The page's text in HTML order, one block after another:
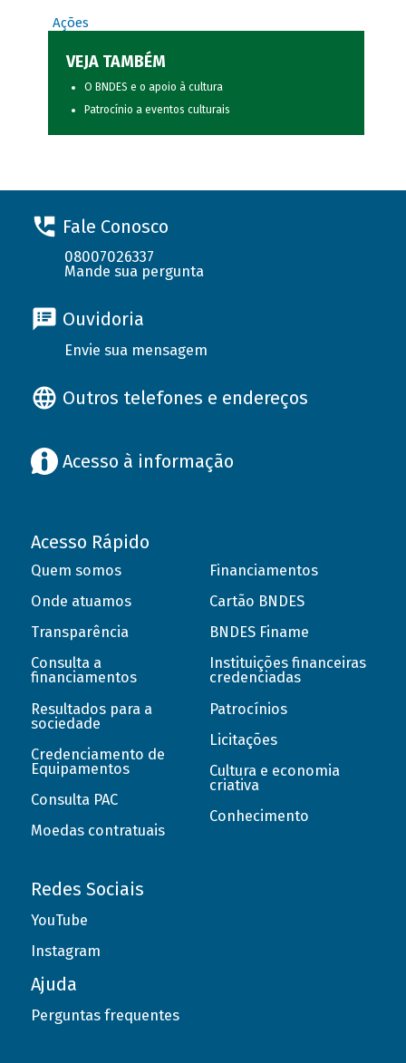
Ações
VEJA TAMBÉM
O BNDES e o apoio à cultura
Patrocínio a eventos culturais
Fale Conosco
08007026337
Mande sua pergunta
Ouvidoria
Envie sua mensagem
Outros telefones e endereços
Acesso à informação
Acesso Rápido
Quem somos
Onde atuamos
Transparência
Consulta a
financiamentos
Resultados para a
sociedade
Credenciamento de
Equipamentos
Consulta PAC
Moedas contratuais
Financiamentos
Cartão BNDES
BNDES Finame
Instituições financeiras
credenciadas
Patrocínios
Licitações
Cultura e economia
criativa
Conhecimento
Redes Sociais
YouTube
Instagram
Ajuda
Perguntas frequentes